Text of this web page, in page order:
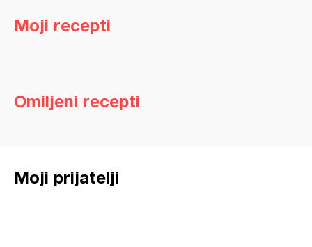
Moji recepti
Omiljeni recepti
Moji prijatelji